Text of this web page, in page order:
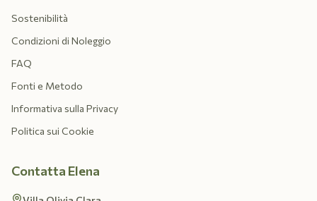
Sostenibilità
Condizioni di Noleggio
FAQ
Fonti e Metodo
Informativa sulla Privacy
Politica sui Cookie
Contatta Elena